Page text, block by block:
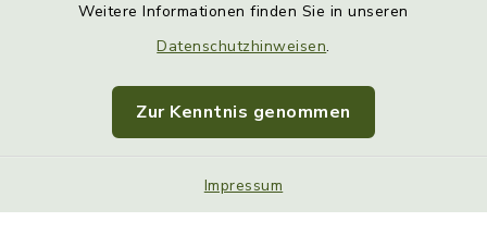
Weitere Informationen finden Sie in unseren
Datenschutzhinweisen.
Zur Kenntnis genommen
Impressum
Barrierefreiheit
Impressum
Sitemap